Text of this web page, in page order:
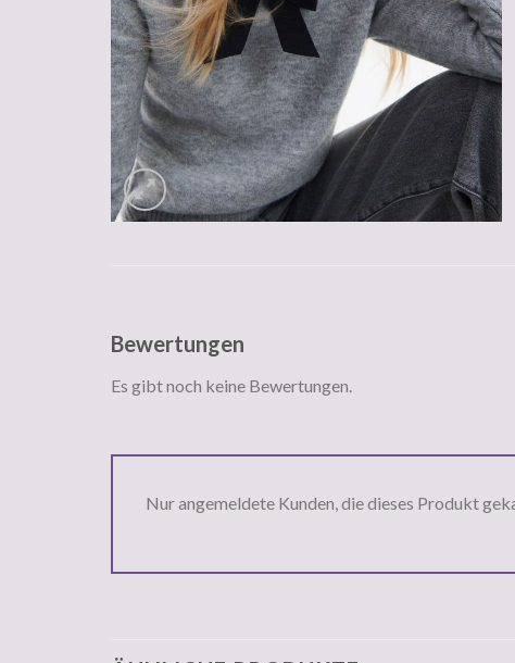
Bewertungen
Es gibt noch keine Bewertungen.
Nur angemeldete Kunden, die dieses Produkt